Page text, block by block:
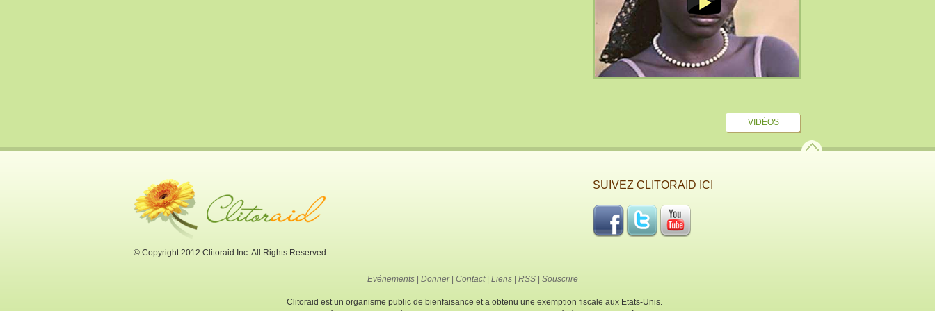
VIDÉOS
© Copyright 2012 Clitoraid Inc. All Rights Reserved.
SUIVEZ CLITORAID ICI
Evénements Donner| Contact| Liens RSS Souscrire
Clitoraid est un organisme public de bienfaisance et a obtenu une exemption fiscale aux Etats-Unis.